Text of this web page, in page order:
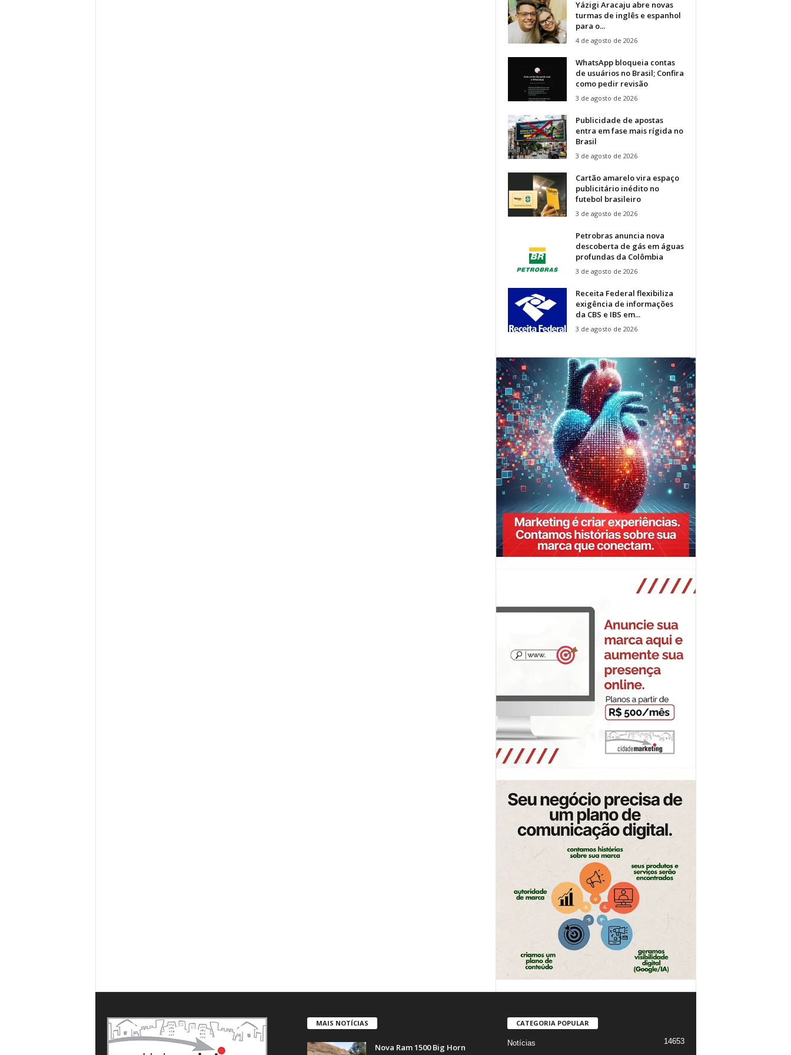
Yázigi Aracaju abre novas
turmas de inglês e espanhol
para o...
4 de agosto de 2026
WhatsApp bloqueia contas
de usuários no Brasil; Confira
como pedir revisão
3 de agosto de 2026
Publicidade de apostas
entra em fase mais rígida no
Brasil
3 de agosto de 2026
Cartão amarelo vira espaço
publicitário inédito no
futebol brasileiro
3 de agosto de 2026
Petrobras anuncia nova
descoberta de gás em águas
profundas da Colômbia
3 de agosto de 2026
Receita Federal flexibiliza
exigência de informações
da CBS e IBS em...
3 de agosto de 2026
MAIS NOTÍCIAS
Nova Ram 1500 Big Horn
CATEGORIA POPULAR
Notícias
14653